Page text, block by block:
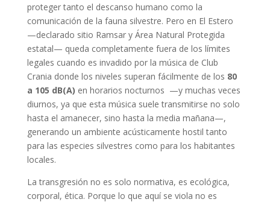
proteger tanto el descanso humano como la
comunicación de la fauna silvestre. Pero en El Estero
—declarado sitio Ramsar y Área Natural Protegida
estatal— queda completamente fuera de los límites
legales cuando es invadido por la música de Club
Crania donde los niveles superan fácilmente de los 80
a 105 dB(A) en horarios nocturnos —y muchas veces
diurnos, ya que esta música suele transmitirse no solo
hasta el amanecer, sino hasta la media mañana—,
generando un ambiente acústicamente hostil tanto
para las especies silvestres como para los habitantes
locales.
La transgresión no es solo normativa, es ecológica,
corporal, ética. Porque lo que aquí se viola no es